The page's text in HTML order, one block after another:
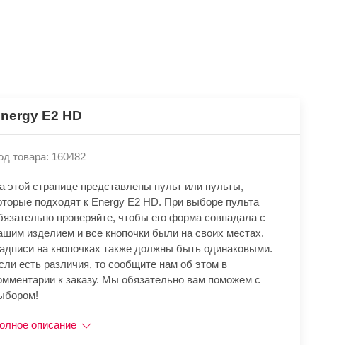
E2 HD
товара: 160482
этой странице представлены пульт или пульты,
подходят к Energy E2 HD. При выборе пульта
проверяйте, чтобы его форма совпадала с
изделием и все кнопочки были на своих местах.
на кнопочках также должны быть одинаковыми.
есть различия, то сообщите нам об этом в
к заказу. Мы обязательно вам поможем с
описание